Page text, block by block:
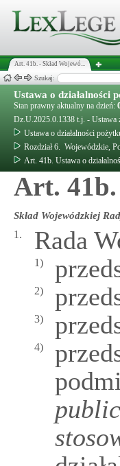
Art. 41b. - Skład Wojewó...
Szukaj:
Ustawa o działalności
Stan prawny aktualny na dzień:
Dz.U.2025.0.1338 t.j. - Ustawa
Ustawa o działalności
Rozdział 6. Wojewódzkie,
Art. 41b. Ustawa o
Art.
Skład Wojewódzkiej
1. Rada
1)
2)
3)
4)